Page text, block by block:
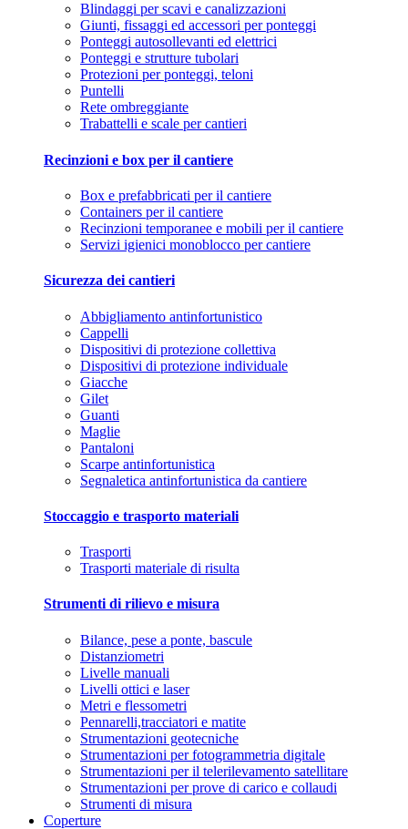
Blindaggi per scavi e canalizzazioni
Giunti, fissaggi ed accessori per ponteggi
Ponteggi autosollevanti ed elettrici
Ponteggi e strutture tubolari
Protezioni per ponteggi, teloni
Puntelli
Rete ombreggiante
Trabattelli e scale per cantieri
Recinzioni e box per il cantiere
Box e prefabbricati per il cantiere
Containers per il cantiere
Recinzioni temporanee e mobili per il cantiere
Servizi igienici monoblocco per cantiere
Sicurezza dei cantieri
Abbigliamento antinfortunistico
Cappelli
Dispositivi di protezione collettiva
Dispositivi di protezione individuale
Giacche
Gilet
Guanti
Maglie
Pantaloni
Scarpe antinfortunistica
Segnaletica antinfortunistica da cantiere
Stoccaggio e trasporto materiali
Trasporti
Trasporti materiale di risulta
Strumenti di rilievo e misura
Bilance, pese a ponte, bascule
Distanziometri
Livelle manuali
Livelli ottici e laser
Metri e flessometri
Pennarelli,tracciatori e matite
Strumentazioni geotecniche
Strumentazioni per fotogrammetria digitale
Strumentazioni per il telerilevamento satellitare
Strumentazioni per prove di carico e collaudi
Strumenti di misura
Coperture